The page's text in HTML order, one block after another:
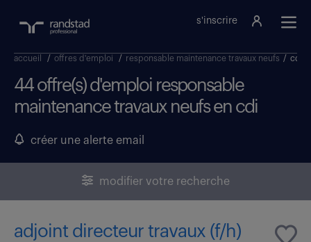
s'inscrire
accueil / offres d'emploi / responsable maintenance travaux neufs / cdi
44 offre(s) d'emploi responsable
maintenance travaux neufs en cdi
créer une alerte email
modifier votre recherche
adjoint directeur travaux (f/h)